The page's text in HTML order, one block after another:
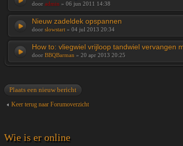
door admin » 06 jun 2011 14:38
Nieuw zadeldek opspannen
door slowstart » 04 jul 2013 20:34
How to: vliegwiel vrijloop tandwiel vervangen
door BBQBarman » 20 apr 2013 20:25
Plaats een nieuw bericht
Keer terug naar Forumoverzicht
Wie is er online